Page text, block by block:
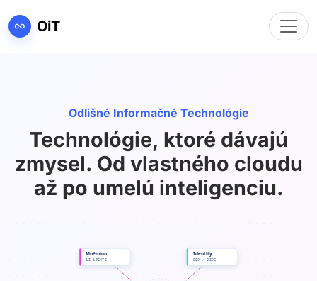
OiT
Odlišné Informačné Technológie
Technológie, ktoré dávajú
zmysel. Od vlastného cloudu
až po umelú inteligenciu.